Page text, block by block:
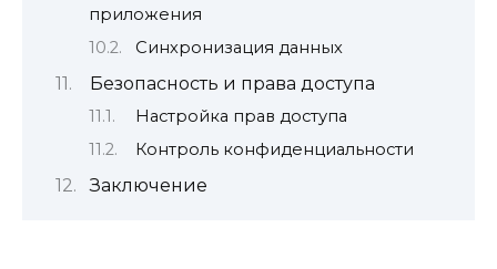
приложения
Синхронизация данных
Безопасность и права доступа
Настройка прав доступа
Контроль конфиденциальности
Заключение